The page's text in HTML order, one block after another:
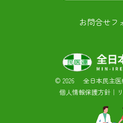
お問合せフ
© 2026 全日本民主
個人情報保護方針 ｜